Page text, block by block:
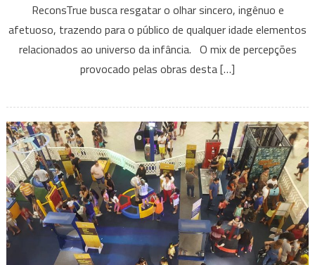
ReconsTrue busca resgatar o olhar sincero, ingênuo e
afetuoso, trazendo para o público de qualquer idade elementos
relacionados ao universo da infância. O mix de percepções
provocado pelas obras desta […]